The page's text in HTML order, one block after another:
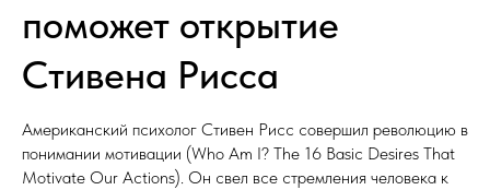
поможет открытие
Стивена Рисса
Американский психолог Стивен Рисс совершил революцию в
понимании мотивации (Who Am I? The 16 Basic Desires That
Motivate Our Actions). Он свел все стремления человека к